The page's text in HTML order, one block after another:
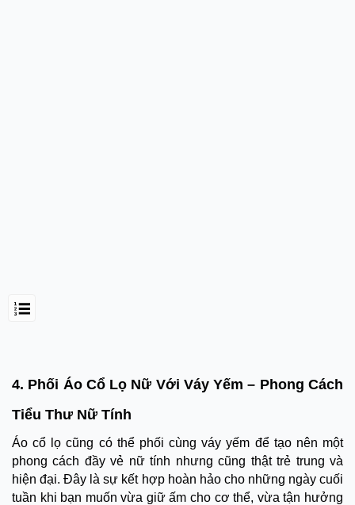
4. Phối Áo Cổ Lọ Nữ Với Váy Yếm – Phong Cách
Tiểu Thư Nữ Tính
Áo cổ lọ cũng có thể phối cùng váy yếm để tạo nên một
phong cách đầy vẻ nữ tính nhưng cũng thật trẻ trung và
hiện đại. Đây là sự kết hợp hoàn hảo cho những ngày cuối
tuần khi bạn muốn vừa giữ ấm cho cơ thể, vừa tận hưởng